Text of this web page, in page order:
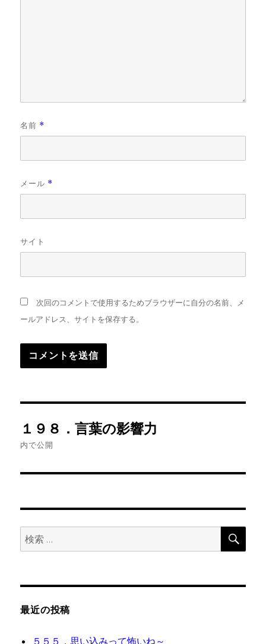
名前 *
メール *
サイト
次回のコメントで使用するためブラウザーに自分の名前、メ
ールアドレス、サイトを保存する。
稿
ゲ
ー
ョ
ン
１９８．言葉の影響力
内で公開
検
索:
検
最近の投稿
５５５．思い込みって怖いね～